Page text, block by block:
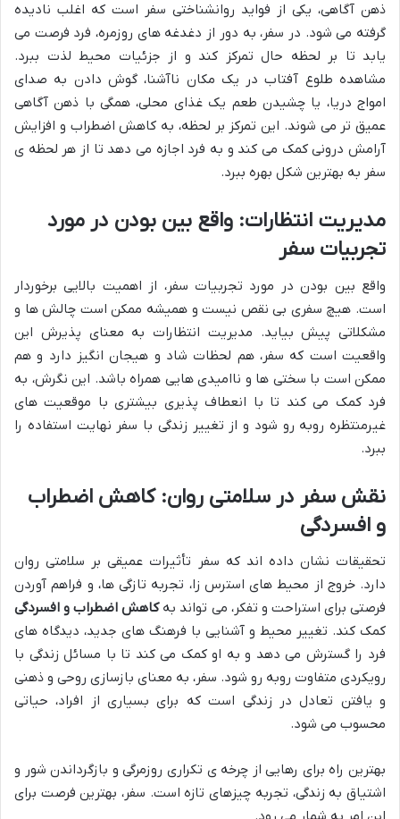
ذهن آگاهی، یکی از فواید روانشناختی سفر است که اغلب نادیده
گرفته می شود. در سفر، به دور از دغدغه های روزمره، فرد فرصت می
یابد تا بر لحظه حال تمرکز کند و از جزئیات محیط لذت ببرد.
مشاهده طلوع آفتاب در یک مکان ناآشنا، گوش دادن به صدای
امواج دریا، یا چشیدن طعم یک غذای محلی، همگی با ذهن آگاهی
عمیق تر می شوند. این تمرکز بر لحظه، به کاهش اضطراب و افزایش
آرامش درونی کمک می کند و به فرد اجازه می دهد تا از هر لحظه ی
سفر به بهترین شکل بهره ببرد.
مدیریت انتظارات: واقع بین بودن در مورد
تجربیات سفر
واقع بین بودن در مورد تجربیات سفر، از اهمیت بالایی برخوردار
است. هیچ سفری بی نقص نیست و همیشه ممکن است چالش ها و
مشکلاتی پیش بیاید. مدیریت انتظارات به معنای پذیرش این
واقعیت است که سفر، هم لحظات شاد و هیجان انگیز دارد و هم
ممکن است با سختی ها و ناامیدی هایی همراه باشد. این نگرش، به
فرد کمک می کند تا با انعطاف پذیری بیشتری با موقعیت های
غیرمنتظره روبه رو شود و از تغییر زندگی با سفر نهایت استفاده را
ببرد.
نقش سفر در سلامتی روان: کاهش اضطراب
و افسردگی
تحقیقات نشان داده اند که سفر تأثیرات عمیقی بر سلامتی روان
دارد. خروج از محیط های استرس زا، تجربه تازگی ها، و فراهم آوردن
فرصتی برای استراحت و تفکر، می تواند بهکاهش اضطراب و افسردگی
کمک کند. تغییر محیط و آشنایی با فرهنگ های جدید، دیدگاه های
فرد را گسترش می دهد و به او کمک می کند تا با مسائل زندگی با
رویکردی متفاوت روبه رو شود. سفر، به معنای بازسازی روحی و ذهنی
و یافتن تعادل در زندگی است که برای بسیاری از افراد، حیاتی
محسوب می شود.
بهترین راه برای رهایی از چرخه ی تکراری روزمرگی و بازگرداندن شور و
اشتیاق به زندگی، تجربه چیزهای تازه است. سفر، بهترین فرصت برای